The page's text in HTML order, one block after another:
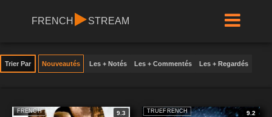
FRENCH STREAM
Trier Par Nouveautés Les + Notés Les + Commentés Les + Regardés
FRENCH 9.3 TRUEFRENCH 9.2